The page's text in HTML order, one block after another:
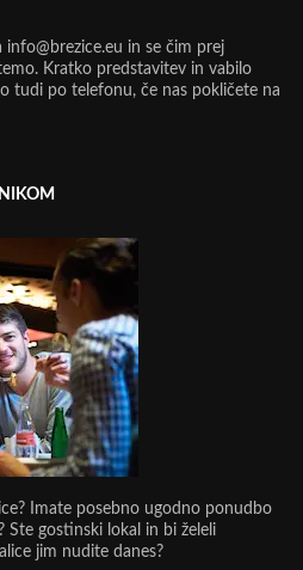
info@brezice.eu in se čim prej
Kratko predstavitev in vabilo
tudi po telefonu, če nas pokličete na
Imate posebno ugodno ponudbo
Ste gostinski lokal in bi želeli
jim nudite danes?